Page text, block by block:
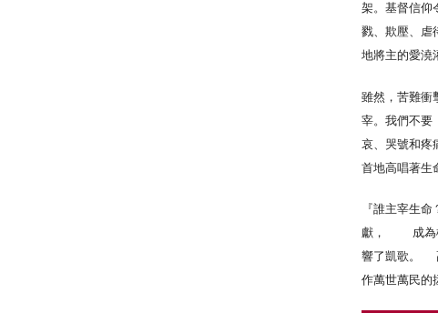
架。基督信仰
戮、欺壓、虐
地將主的愛澆
雖然，苦難衝
宰。我們不要
哀、哭號和疼
首地高唱著生
『誰主宰生
獻， 成為橫
響了凱歌。
作萬世萬民的